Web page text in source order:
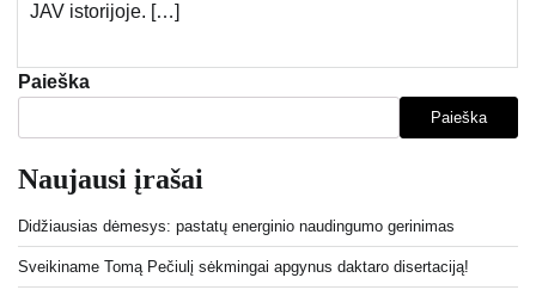
JAV istorijoje. […]
Paieška
Paieška
Naujausi įrašai
Didžiausias dėmesys: pastatų energinio naudingumo gerinimas
Sveikiname Tomą Pečiulį sėkmingai apgynus daktaro disertaciją!